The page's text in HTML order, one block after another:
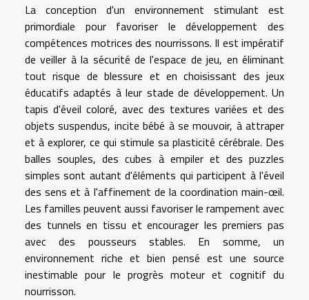
La conception d'un environnement stimulant est
primordiale pour favoriser le développement des
compétences motrices des nourrissons. Il est impératif
de veiller à la sécurité de l'espace de jeu, en éliminant
tout risque de blessure et en choisissant des jeux
éducatifs adaptés à leur stade de développement. Un
tapis d'éveil coloré, avec des textures variées et des
objets suspendus, incite bébé à se mouvoir, à attraper
et à explorer, ce qui stimule sa plasticité cérébrale. Des
balles souples, des cubes à empiler et des puzzles
simples sont autant d'éléments qui participent à l'éveil
des sens et à l'affinement de la coordination main-œil.
Les familles peuvent aussi favoriser le rampement avec
des tunnels en tissu et encourager les premiers pas
avec des pousseurs stables. En somme, un
environnement riche et bien pensé est une source
inestimable pour le progrès moteur et cognitif du
nourrisson.